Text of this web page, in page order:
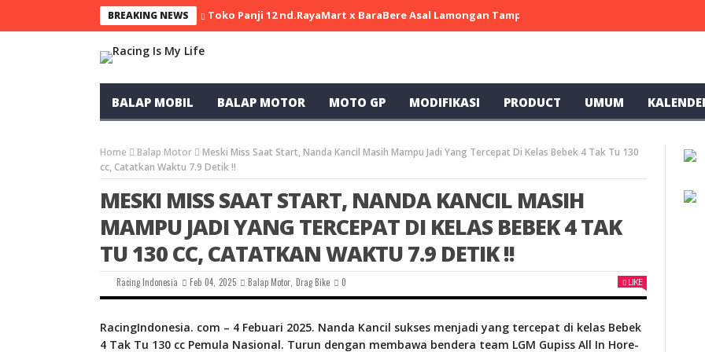
BREAKING NEWS Toko Panji 12 nd.RayaMart x BaraBere Asal Lamongan Tampil Kompetitif, Raih Tiga Podium di
BALAP MOBIL BALAP MOTOR MOTO GP MODIFIKASI PRODUCT UMUM
Home Balap Motor
Meski Miss Saat Start, Nanda Kancil Masih Mampu Jadi Yang Tercepat Di Kelas Bebek 4 Tak Tu 130
cc, Catatkan Waktu 7.9 Detik !!
MESKI MISS SAAT START, NANDA KANCIL MASIH
MAMPU JADI YANG TERCEPAT DI KELAS BEBEK 4 TAK
TU 130 CC, CATATKAN WAKTU 7.9 DETIK !!
Racing Indonesia Feb 04, 2025 Balap Motor Drag Bike 0 LIKE
RacingIndonesia. com – 4 Febuari 2025. Nanda Kancil sukses menjadi yang tercepat di kelas Bebek
4 Tak Tu 130 cc Pemula Nasional. Turun dengan membawa bendera team LGM Gupiss All In Hore-